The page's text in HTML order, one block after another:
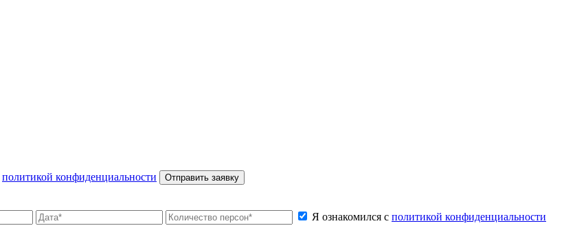
политикой конфиденциальности Отправить заявку
Я ознакомился с политикой конфиденциальности